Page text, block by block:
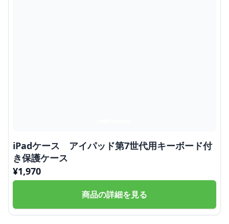
iPadケース アイパッド第7世代用キーボード付
き保護ケース
¥1,970
商品の詳細を見る